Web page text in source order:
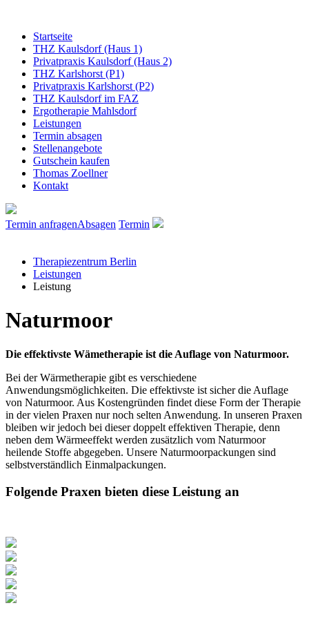
Startseite
THZ Kaulsdorf (Haus 1)
Privatpraxis Kaulsdorf (Haus 2)
THZ Karlshorst (P1)
Privatpraxis Karlshorst (P2)
THZ Kaulsdorf im FAZ
Ergotherapie Mahlsdorf
Leistungen
Termin absagen
Stellenangebote
Gutschein kaufen
Thomas Zoellner
Kontakt
Termin anfragenAbsagen Termin
Therapiezentrum Berlin
Leistungen
Leistung
Naturmoor
Die effektivste Wämetherapie ist die Auflage von Naturmoor.
Bei der Wärmetherapie gibt es verschiedene
Anwendungsmöglichkeiten. Die effektivste ist sicher die Auflage
von Naturmoor. Aus Kostengründen findet diese Form der Therapie
in der vielen Praxen nur noch selten Anwendung. In unseren Praxen
bleiben wir jedoch bei dieser doppelt effektiven Therapie, denn
neben dem Wärmeeffekt werden zusätzlich vom Naturmoor
heilende Stoffe abgegeben. Unsere Naturmoorpackungen sind
selbstverständlich Einmalpackungen.
Folgende Praxen bieten diese Leistung an